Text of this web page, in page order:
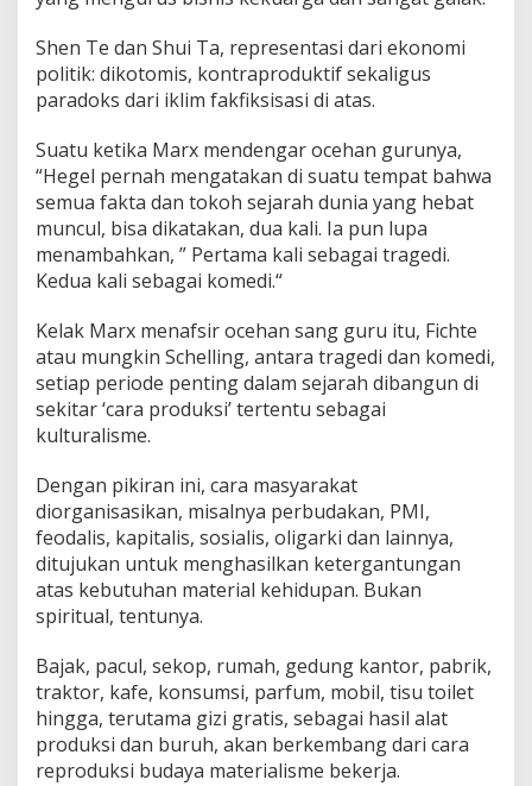
Shen Te dan Shui Ta, representasi dari ekonomi
politik: dikotomis, kontraproduktif sekaligus
paradoks dari iklim fakfiksisasi di atas.
Suatu ketika Marx mendengar ocehan gurunya,
“Hegel pernah mengatakan di suatu tempat bahwa
semua fakta dan tokoh sejarah dunia yang hebat
muncul, bisa dikatakan, dua kali. Ia pun lupa
menambahkan, ” Pertama kali sebagai tragedi.
Kedua kali sebagai komedi.“
Kelak Marx menafsir ocehan sang guru itu, Fichte
atau mungkin Schelling, antara tragedi dan komedi,
setiap periode penting dalam sejarah dibangun di
sekitar ‘cara produksi’ tertentu sebagai
kulturalisme.
Dengan pikiran ini, cara masyarakat
diorganisasikan, misalnya perbudakan, PMI,
feodalis, kapitalis, sosialis, oligarki dan lainnya,
ditujukan untuk menghasilkan ketergantungan
atas kebutuhan material kehidupan. Bukan
spiritual, tentunya.
Bajak, pacul, sekop, rumah, gedung kantor, pabrik,
traktor, kafe, konsumsi, parfum, mobil, tisu toilet
hingga, terutama gizi gratis, sebagai hasil alat
produksi dan buruh, akan berkembang dari cara
reproduksi budaya materialisme bekerja.